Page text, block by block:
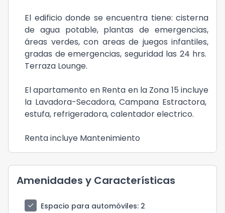
El edificio donde se encuentra tiene: cisterna
de agua potable, plantas de emergencias,
áreas verdes, con areas de juegos infantiles,
gradas de emergencias, seguridad las 24 hrs.
Terraza Lounge.
El apartamento en Renta en la Zona 15 incluye
la Lavadora-Secadora, Campana Estractora,
estufa, refrigeradora, calentador electrico.
Renta incluye Mantenimiento
Amenidades y Características
check Espacio para automóviles: 2